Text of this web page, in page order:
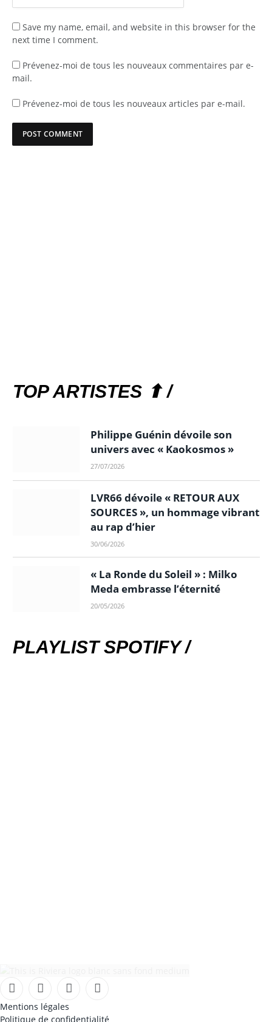
Save my name, email, and website in this browser for the
next time I comment.
Prévenez-moi de tous les nouveaux commentaires par e-
mail.
Prévenez-moi de tous les nouveaux articles par e-mail.
TOP ARTISTES ⬆ /
Philippe Guénin dévoile son
univers avec « Kaokosmos »
27/07/2026
LVR66 dévoile « RETOUR AUX
SOURCES », un hommage vibrant
au rap d’hier
30/06/2026
« La Ronde du Soleil » : Milko
Meda embrasse l’éternité
20/05/2026
PLAYLIST SPOTIFY /
FacebookInstagramTikTok
YouTube
Mentions légales
Politique de confidentialité